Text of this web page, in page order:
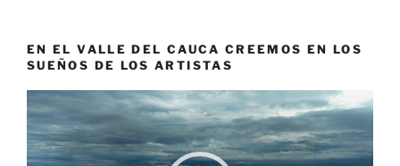
EN EL VALLE DEL CAUCA CREEMOS EN LOS
SUEÑOS DE LOS ARTISTAS
Reproductor
de
vídeo